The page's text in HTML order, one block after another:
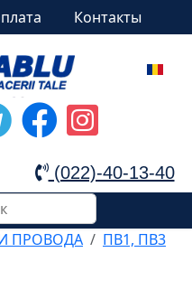
Контакты
(022)-40-13-40
ПРОВОДА
ПВ1, ПВ3